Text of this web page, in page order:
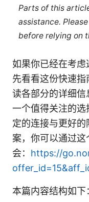
Parts of this
assistance.
before relying on
如果你已经在考虑
先看看这份快速
读各部分的详细
一个值得关注的
定的连接与更好
案，你可以通过
会： https://
本篇内容结构如下